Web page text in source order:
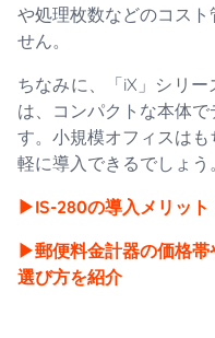
や処理枚数などのコス
せん。
ちなみに、「iX」シリー
は、コンパクトな本体
す。小規模オフィスは
軽に導入できるでしょう。
▶︎IS-280の導入メリット
▶︎郵便料金計器の価格帯
選び方を紹介